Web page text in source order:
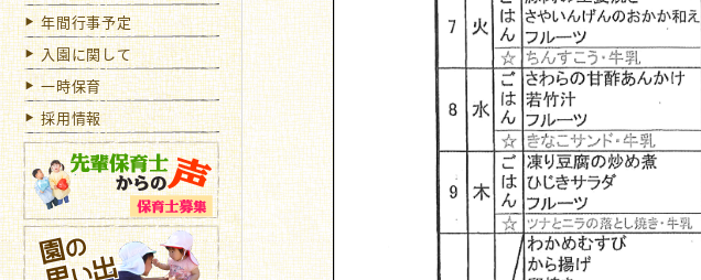
年間行事予定
入園に関して
一時保育
採用情報